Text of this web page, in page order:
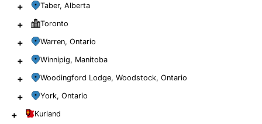
+ Taber, Alberta
+ Toronto
+ Warren, Ontario
+ Winnipig, Manitoba
+ Woodingford Lodge, Woodstock, Ontario
+ York, Ontario
+ Kurland